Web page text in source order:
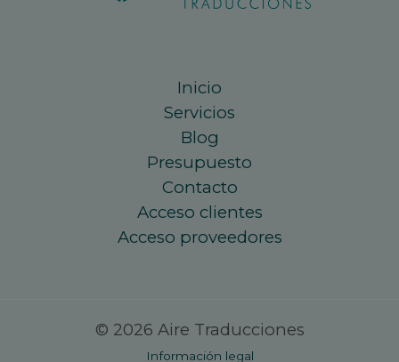
Inicio
Servicios
Blog
Presupuesto
Contacto
Acceso clientes
Acceso proveedores
© 2026 Aire Traducciones
Información legal